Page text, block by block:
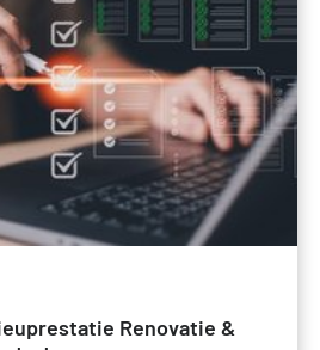
Renovatie &